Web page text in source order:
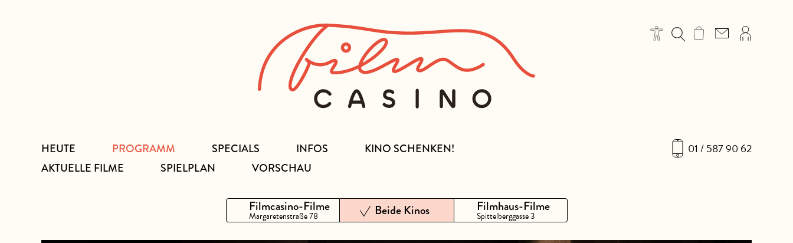
01 / 587 90 62
HEUTE
PROGRAMM
AKTUELLE FILME
SPIELPLAN VORSCHAU
SPECIALS INFOS KINO SCHENKEN!
Filmcasino-Filme
Margaretenstraße 78 Beide Kinos Filmhaus-Filme
Spittelberggasse 3